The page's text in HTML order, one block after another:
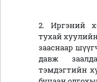
2. Иргэний
тухай хуулийн
зааснаар
давж
тэмдэгтийн